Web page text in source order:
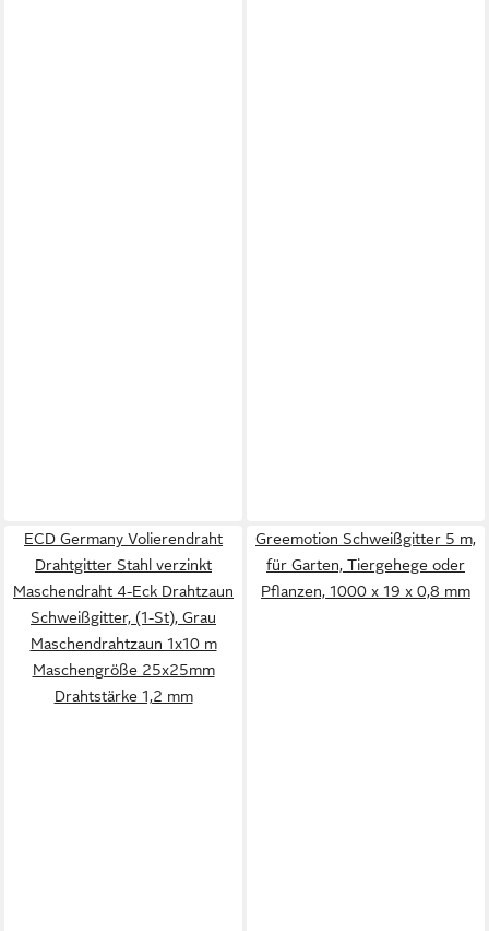
ECD Germany Volierendraht
Drahtgitter Stahl verzinkt
Maschendraht 4-Eck Drahtzaun
Schweißgitter, (1-St), Grau
Maschendrahtzaun 1x10 m
Maschengröße 25x25mm
Drahtstärke 1,2 mm
Greemotion Schweißgitter 5 m,
für Garten, Tiergehege oder
Pflanzen, 1000 x 19 x 0,8 mm